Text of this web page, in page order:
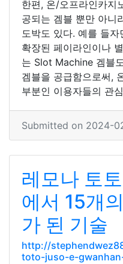
한편, 온/오프라인카지
공되는 겜블 뿐만 아니
도박도 있다. 예를 들
확장된 페이라인이나
는 Slot Machine 겜블
겜블을 공급함으로써,
부분인 이용자들의 관
Submitted on 2024-
레모나 토
에서 15개
가 된 기술
http://
toto-juso-e-